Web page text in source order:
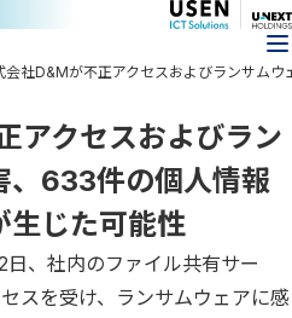
会社D&Mが不正アクセスおよびランサム
アクセスおよびラン
、633件の個人情報
生じた可能性
、社内のファイル共有サー
スを受け、ランサムウェアに感